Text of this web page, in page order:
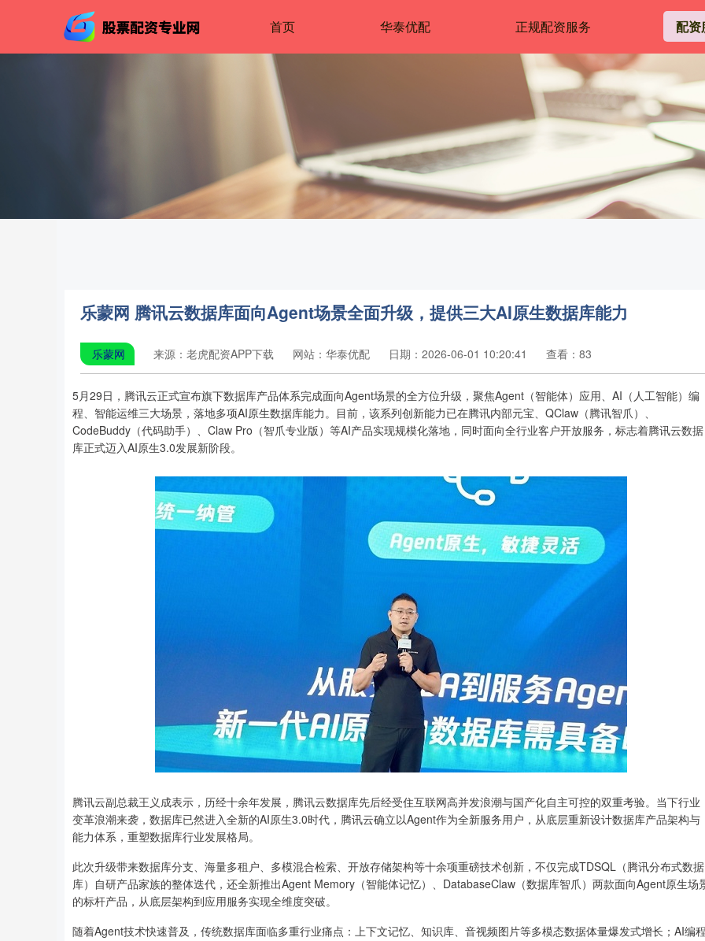
首页 华泰优配 正规配资服务 配资
乐蒙网 腾讯云数据库面向Agent场景全面升级，提供三大AI原生数据库能力
乐蒙网 来源：老虎配资APP下载 网站：华泰优配 日期：2026-06-01 10:20:41 查看：83
5月29日，腾讯云正式宣布旗下数据库产品体系完成面向Agent场景的全方位升级，聚焦Agent（智能体）应用、AI（人工智能）编
程、智能运维三大场景，落地多项AI原生数据库能力。目前，该系列创新能力已在腾讯内部元宝、QClaw（腾讯智爪）、
CodeBuddy（代码助手）、Claw Pro（智爪专业版）等AI产品实现规模化落地，同时面向全行业客户开放服务，标志着腾讯云数据
库正式迈入AI原生3.0发展新阶段。
腾讯云副总裁王义成表示，历经十余年发展，腾讯云数据库先后经受住互联网高并发浪潮与国产化自主可控的双重考验。当下行业
变革浪潮来袭，数据库已然进入全新的AI原生3.0时代，腾讯云确立以Agent作为全新服务用户，从底层重新设计数据库产品架构与
能力体系，重塑数据库行业发展格局。
此次升级带来数据库分支、海量多租户、多模混合检索、开放存储架构等十余项重磅技术创新，不仅完成TDSQL（腾讯分布式数据
库）自研产品家族的整体迭代，还全新推出Agent Memory（智能体记忆）、DatabaseClaw（数据库智爪）两款面向Agent原生场
的标杆产品，从底层架构到应用服务实现全维度突破。
随着Agent技术快速普及，传统数据库面临多重行业痛点：上下文记忆、知识库、音视频图片等多模态数据体量爆发式增长；AI编